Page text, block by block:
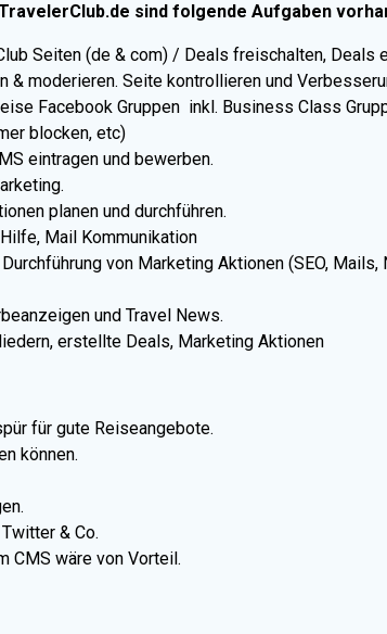
sind folgende Aufgaben
Seiten (de & com) / Deals freischalten, Deals
& moderieren. Seite kontrollieren und
Facebook Gruppen inkl. Business Class
blocken, etc)
eintragen und bewerben.
planen und durchführen.
Mail Kommunikation
von Marketing Aktionen (SEO,
und Travel News.
erstellte Deals, Marketing Aktionen
für gute Reiseangebote.
können.
& Co.
CMS wäre von Vorteil.